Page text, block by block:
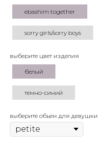
ebashim together
sorry girls/sorry boys
выберите цвет изделия
белый
темно-синий
выберите обьем для девушки